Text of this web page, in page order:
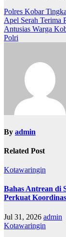
Navigasi
pos
Polres Kobar
Apel Serah Terima
Antusias Warga
Polri
By admin
Related Post
Kotawaringin
Bahas Antrean di
Perkuat
Jul 31, 2026 admin
Kotawaringin